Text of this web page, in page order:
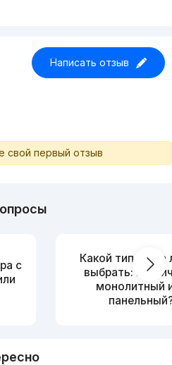
Написать отзыв
свой первый отзыв
с
Какой тип дома
выбрать:
монолитный